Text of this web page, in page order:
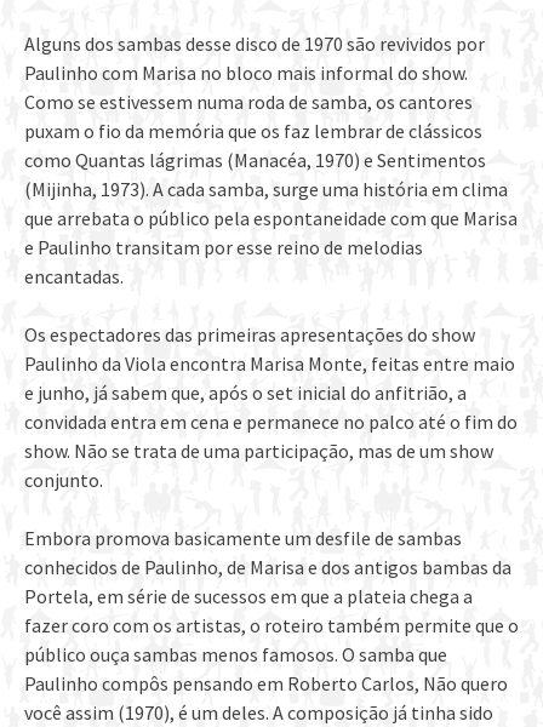
Alguns dos sambas desse disco de 1970 são revividos por
Paulinho com Marisa no bloco mais informal do show.
Como se estivessem numa roda de samba, os cantores
puxam o fio da memória que os faz lembrar de clássicos
como Quantas lágrimas (Manacéa, 1970) e Sentimentos
(Mijinha, 1973). A cada samba, surge uma história em clima
que arrebata o público pela espontaneidade com que Marisa
e Paulinho transitam por esse reino de melodias
encantadas.
Os espectadores das primeiras apresentações do show
Paulinho da Viola encontra Marisa Monte, feitas entre maio
e junho, já sabem que, após o set inicial do anfitrião, a
convidada entra em cena e permanece no palco até o fim do
show. Não se trata de uma participação, mas de um show
conjunto.
Embora promova basicamente um desfile de sambas
conhecidos de Paulinho, de Marisa e dos antigos bambas da
Portela, em série de sucessos em que a plateia chega a
fazer coro com os artistas, o roteiro também permite que o
público ouça sambas menos famosos. O samba que
Paulinho compôs pensando em Roberto Carlos, Não quero
você assim (1970), é um deles. A composição já tinha sido